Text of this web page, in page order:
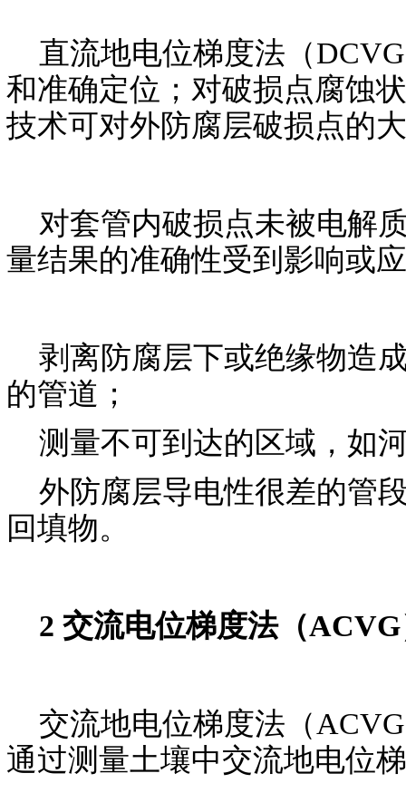
直流地电位梯度法（
和准确定位；对破损点腐蚀
技术可对外防腐层破损点的
对套管内破损点未被电解
量结果的准确性受到影响或
剥离防腐层下或绝缘物造
的管道；
测量不可到达的区域，如
外防腐层导电性很差的管
回填物。
2 交流电位梯度法（
交流地电位梯度法（
通过测量土壤中交流地电位